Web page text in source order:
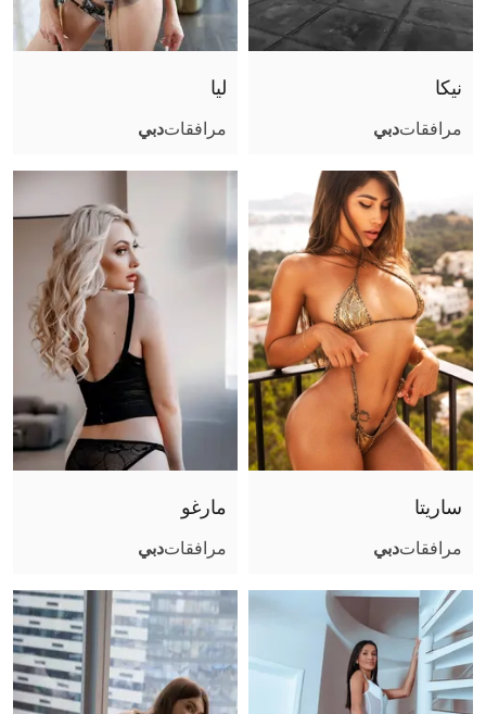
نيكا
مرافقاتدبي
ليا
مرافقاتدبي
ساريتا
مرافقاتدبي
مارغو
مرافقاتدبي